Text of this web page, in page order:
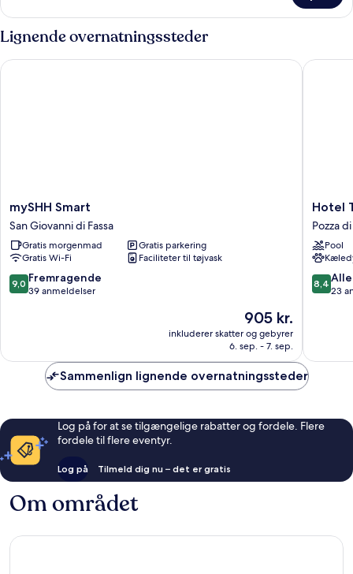
enkeltværelse
Lignende overnatningssteder
mySHH
Smart
San
Giovanni
di
Fassa
mySHH Smart
San Giovanni di Fassa
Gratis morgenmad
Gratis parkering
Gratis Wi-Fi
Faciliteter til tøjvask
9.0
ud
anmeldelser
9,0 Fremragende
39 anmeldelser
Prisen
905 kr.
905 kr.
inkluderer skatter og gebyrer
6. sep. - 7. sep.
mySHH Smart
Hotel
Trento
Pozza
di
Fassa
Hotel
Pozza
Pool
8.4
ud
8,4
23
Hotel
Sammenlign lignende overnatningssteder
Log på for at se tilgængelige rabatter og fordele. Flere
fordele til flere eventyr.
Log på Tilmeld dig nu – det er gratis
Om området